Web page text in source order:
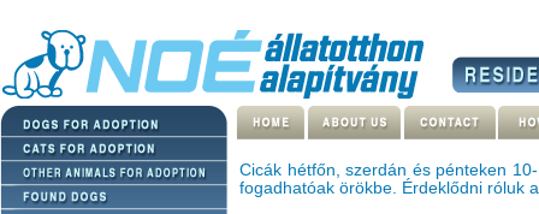
Cicák hétfőn, szerdán és pénteken
fogadhatóak örökbe. Érdeklődni róluk